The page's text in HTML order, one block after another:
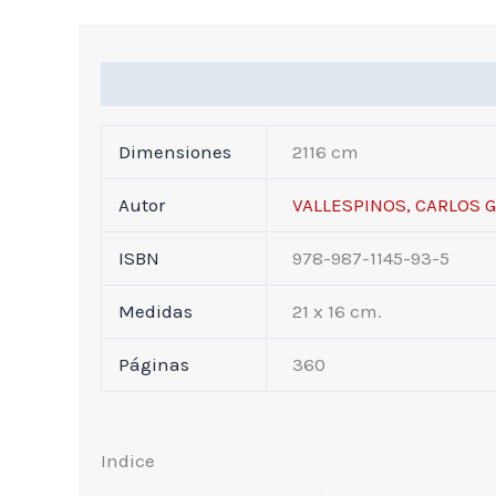
Dimensiones 2116 cm
Autor VALLESPINOS, CARLOS
ISBN 978-987-1145-93-5
Medidas 21 x 16 cm.
Páginas 360
Indice